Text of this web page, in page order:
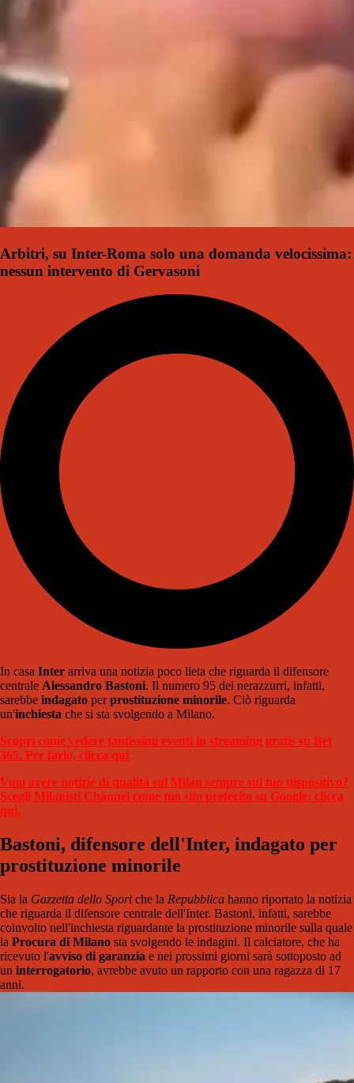
Arbitri, su Inter-Roma solo una domanda velocissima:
nessun intervento di Gervasoni
In casa Inter arriva una notizia poco lieta che riguarda il difensore
centrale Alessandro Bastoni. Il numero 95 dei nerazzurri, infatti,
sarebbe indagato perprostituzione minorile. Ciò riguarda
un'inchiesta che si sta svolgendo a Milano.
Scopri come vedere tantissimi eventi in streaming gratis su Bet
365. Per farlo, clicca qui
Vuoi avere notizie di qualità sul Milan sempre sul tuo dispositivo?
Scegli Milanisti Channel come tuo sito preferito su Google: clicca
qui.
Bastoni, difensore dell'Inter, indagato per
prostituzione minorile
Sia la Gazzetta dello Sportche la Repubblica hanno riportato la notizia
che riguarda il difensore centrale dell'Inter. Bastoni, infatti, sarebbe
coinvolto nell'inchiesta riguardante la prostituzione minorile sulla quale
la Procura di Milano sta svolgendo le indagini. Il calciatore, che ha
ricevuto l'avviso di garanzia e nei prossimi giorni sarà sottoposto ad
un interrogatorio, avrebbe avuto un rapporto con una ragazza di 17
anni.